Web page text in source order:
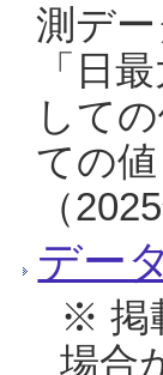
測デ
「日
して
ての
（
デー
※ 掲
場合